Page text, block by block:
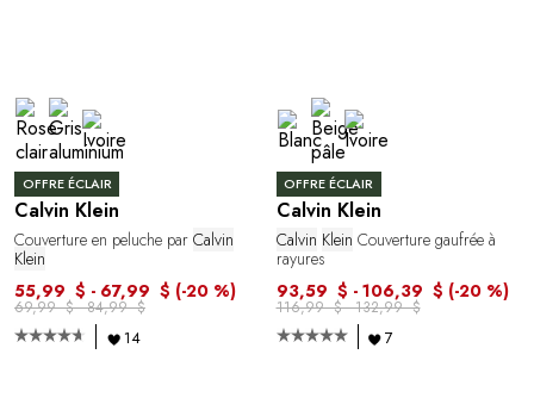
OFFRE ÉCLAIR
Calvin Klein
Couverture en peluche par Calvin
Klein
55,99 $ - 67,99 $ (-20 %)
69,99 $ - 84,99 $
14
OFFRE ÉCLAIR
Calvin Klein
Calvin Klein Couverture gaufrée à
rayures
93,59 $ - 106,39 $ (-20 %)
116,99 $ - 132,99 $
7